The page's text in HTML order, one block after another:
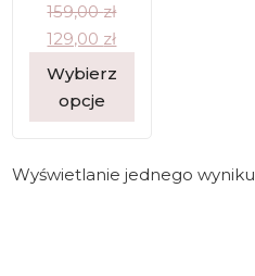
159,00zł
129,00 zł
Wybierz
opcje
Wyświetlanie jednego wyniku